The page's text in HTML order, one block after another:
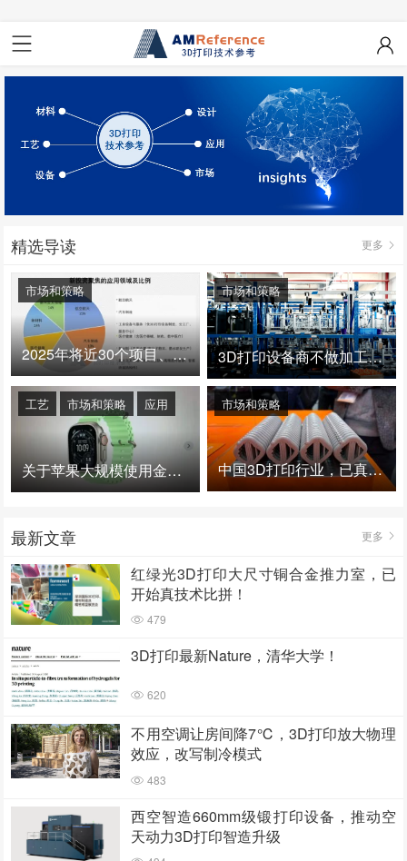
精选导读 更多
2025年将近30个项目、150亿投资：3D打印真的迎来爆发拐点了吗
市场和策略
3D打印设备商不做加工服务，就成了旁观者！
市场和策略
关于苹果大规模使用金属3D打印的思考
工艺 市场和策略 应用
中国3D打印行业，已真正进入爆发时代！
市场和策略
最新文章 更多
红绿光3D打印大尺寸铜合金推力室，已
开始真技术比拼！
479
3D打印最新Nature，清华大学！
620
不用空调让房间降7℃，3D打印放大物理
效应，改写制冷模式
483
西空智造660mm级锻打印设备，推动空
天动力3D打印智造升级